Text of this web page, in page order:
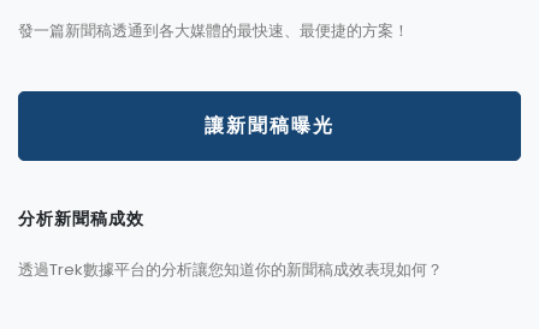
發一篇新聞稿透通到各大媒體的最快速、最便捷的方案！
讓新聞稿曝光
分析新聞稿成效
透過Trek數據平台的分析讓您知道你的新聞稿成效表現如何？